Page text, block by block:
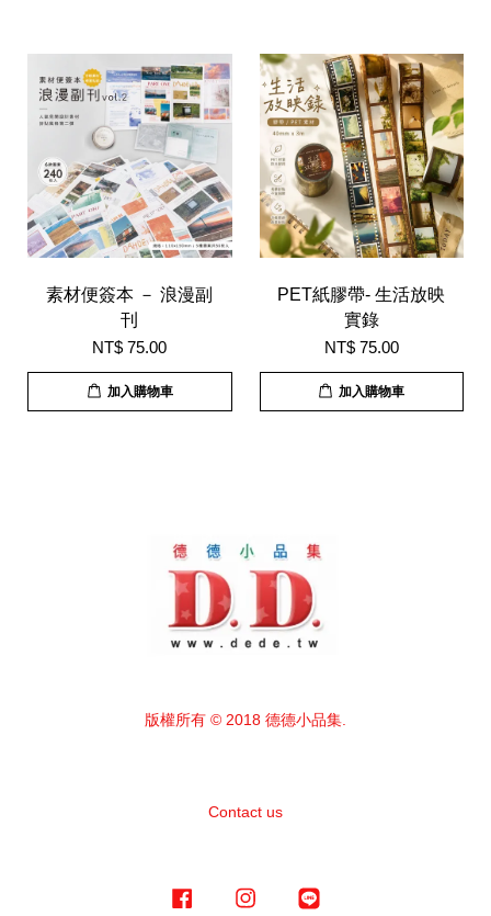
素材便簽本 － 浪漫副
刊
NT$ 75.00
加入購物車
PET紙膠帶- 生活放映
實錄
NT$ 75.00
加入購物車
版權所有 © 2018 德德小品集.
Contact us
Facebook Instagram